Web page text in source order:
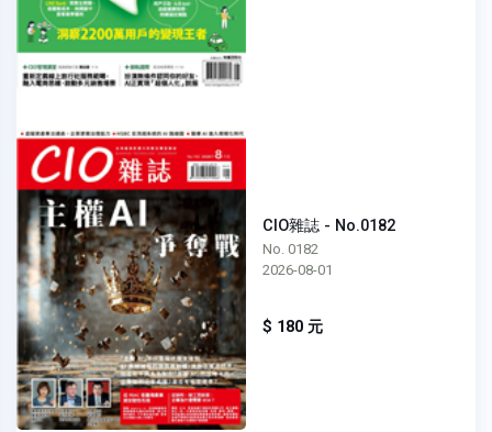
CIO雜誌 - No.0182
No. 0182
2026-08-01
$ 180 元